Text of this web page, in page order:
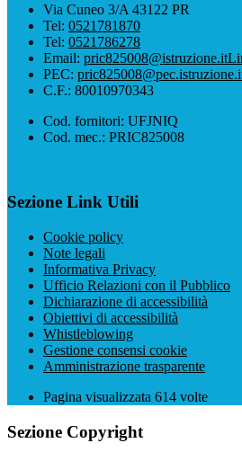
Via Cuneo 3/A 43122 PR
Tel: 0521781870
Tel: 0521786278
Email: pric825008@istruzione.it
PEC:
C.F.: 80010970343
Cod. fornitori: UFJNIQ
Cod. mec.: PRIC825008
Sezione Link Utili
Cookie policy
Note legali
Informativa Privacy
Ufficio Relazioni con il Pubblico
Dichiarazione di accessibilità
Obiettivi di accessibilità
Whistleblowing
Gestione consensi cookie
Amministrazione trasparente
Pagina visualizzata 614 volte
Sezione Copyright